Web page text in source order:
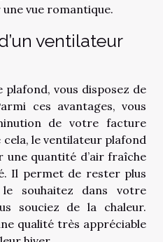
vue romantique.
ventilateur
plafond, vous disposez de
ces avantages, vous
de votre facture
cela, le ventilateur plafond
quantité d’air fraîche
Il permet de rester plus
souhaitez dans votre
souciez de la chaleur.
qualité très appréciable